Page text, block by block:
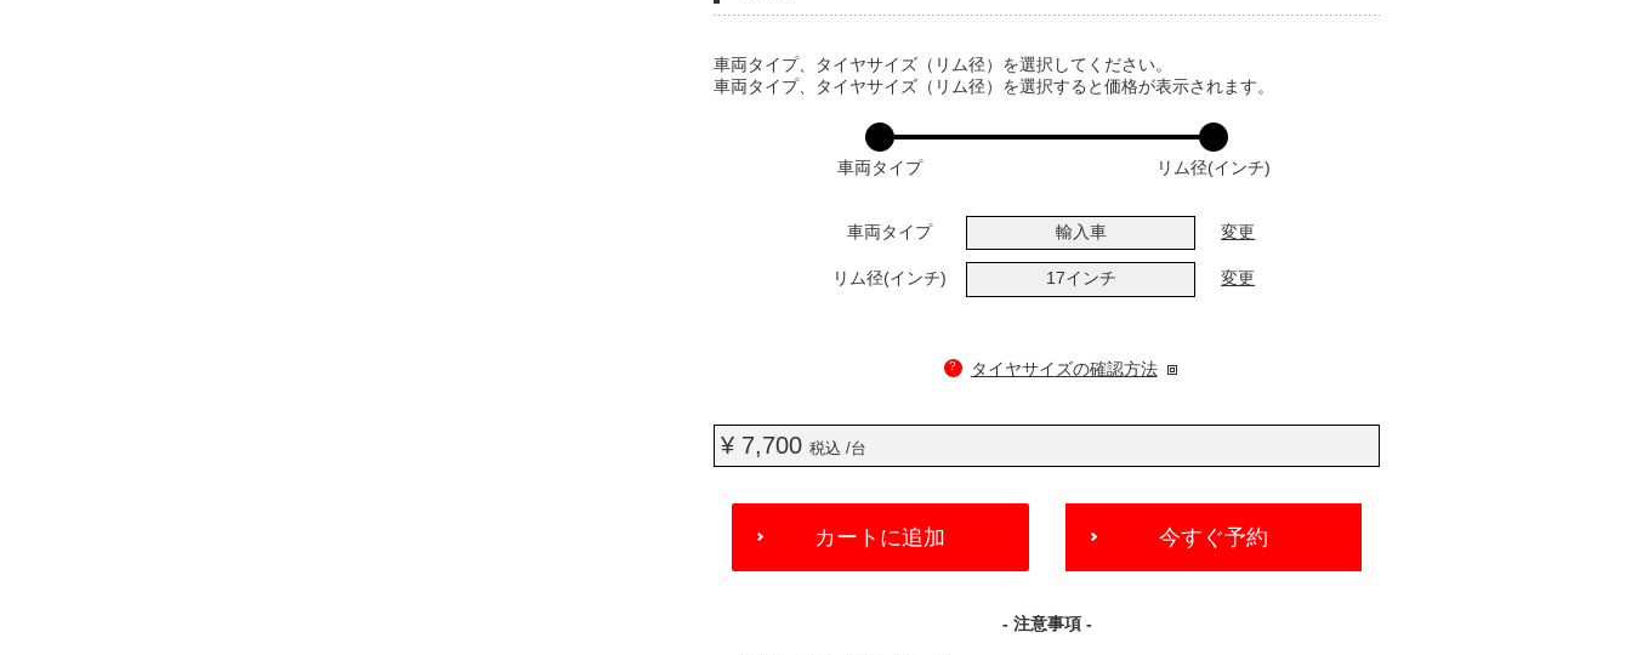
VARIATIONS
車両タイプ、タイヤサイズ（リム径）を選択してください。
車両タイプ、タイヤサイズ（リム径）を選択すると価格が表示されます。
車両タイプ リム径(インチ)
車両タイプ 輸入車 変更
リム径(インチ) 17インチ 変更
? タイヤサイズの確認方法
¥ 7,700税込 /台
ADD
CART
カートに追加 今すぐ予約
- 注意事項 -